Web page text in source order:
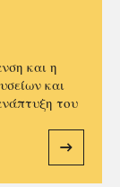
και η
και
του